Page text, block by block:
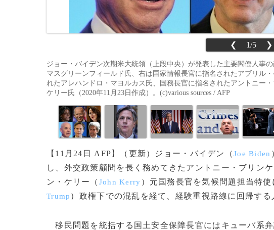
❮ 1/5 ❯
ジョー・バイデン次期米大統領（上段中央）が発表した主要閣僚人事
マスグリーンフィールド氏、右は国家情報長官に指名されたアブリル
れたアレハンドロ・マヨルカス氏、国務長官に指名されたアントニー
ケリー氏（2020年11月23日作成）。(c)various sources / AFP
【11月24日 AFP】（更新）ジョー・バイデン（Joe Biden
し、外交政策顧問を長く務めてきたアントニー・ブリン
ン・ケリー（ John Kerry ）元国務長官を気候問題担当特
Trump ）政権下での混乱を経て、経験重視路線に回帰する
移民問題を統括する国土安全保障長官にはキューバ系